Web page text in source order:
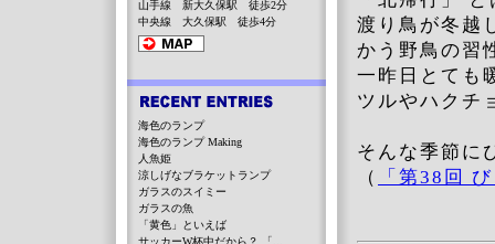
渡り鳥が冬越
かう野鳥の習
一昨日とても
ツルやハクチ
そんな季節に
（
「第38回
山手線 新大久保駅 徒歩2分
中央線 大久保駅 徒歩4分
海色のランプ
海色のランプ Making
人魚姫
涼しげなブラケットランプ
ガラスのスイミー
ガラスの魚
「黄色」といえば
サッカーW杯中だから？ 「...